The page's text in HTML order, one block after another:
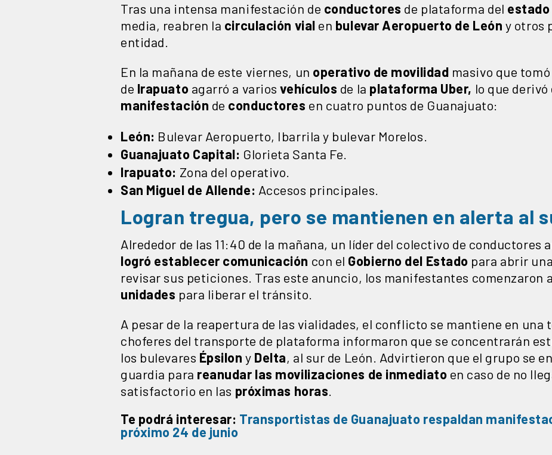
Tras una intensa manifestación de conductores de plataforma del estado
media, reabren la circulación vial en bulevar Aeropuerto de León y otros
entidad.
En la mañana de este viernes, un operativo de movilidad masivo que
de Irapuato agarró a variosvehículos de la plataforma Uber, lo que derivó
manifestación de conductores en cuatro puntos de Guanajuato:
León: Bulevar Aeropuerto, Ibarrila y bulevar Morelos.
Guanajuato Capital: Glorieta Santa Fe.
Irapuato: Zona del operativo.
San Miguel de Allende: Accesos principales.
Logran tregua, pero se mantienen en alerta al
Alrededor de las 11:40 de la mañana, un líder del colectivo de conductores
logró establecer comunicación con el Gobierno del Estado para abrir
revisar sus peticiones. Tras este anuncio, los manifestantes comenzaron a
unidades para liberar el tránsito.
A pesar de la reapertura de las vialidades, el conflicto se mantiene en una
choferes del transporte de plataforma informaron que se concentrarán
los bulevares Épsilon y Delta, al sur de León. Advirtieron que el grupo se
guardia para reanudar las movilizaciones de inmediato en caso de no
satisfactorio en las próximas horas
Te podrá interesar: Transportistas de Guanajuato respaldan
próximo 24 de junio